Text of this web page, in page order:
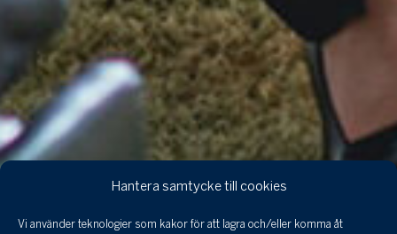
Hantera samtycke till cookies
Vi använder teknologier som kakor för att lagra och/eller komma åt